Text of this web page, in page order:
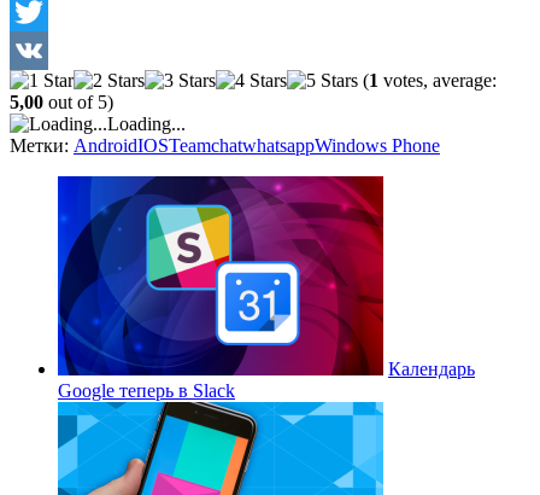
Facebook
Twitter
VK
(1 votes, average:
5,00 out of 5)
Loading...
Метки: AndroidIOSTeamchatwhatsappWindows Phone
Календарь
Google теперь в Slack